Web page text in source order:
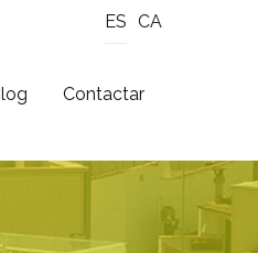
ES CA
Contactar